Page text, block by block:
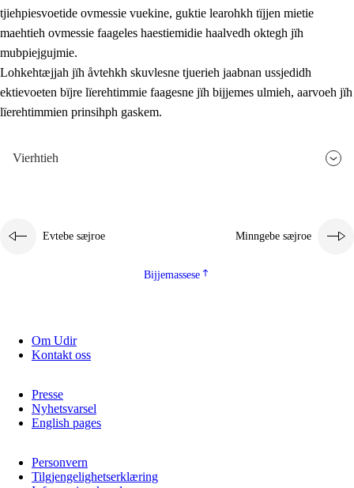
tjiehpiesvoetide ovmessie vuekine, guktie learohkh tïjjen mietie
maehtieh ovmessie faageles haestiemidie haalvedh oktegh jïh
mubpiejgujmie.
Lohkehtæjjah jïh åvtehkh skuvlesne tjuerieh jaabnan ussjedidh
ektievoeten bïjre lïerehtimmie faagesne jïh bijjemes ulmieh, aarvoeh jïh
lïerehtimmien prinsihph gaskem.
Vierhtieh
Evtebe sæjroe Minngebe sæjroe
Bijjemassese
Om Udir
Kontakt oss
Presse
Nyhetsvarsel
English pages
Personvern
Tilgjengelighetserklæring